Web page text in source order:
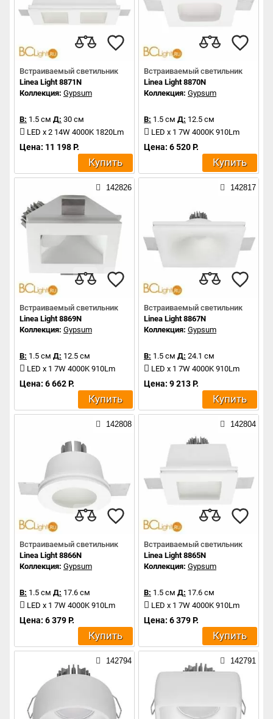
Встраиваемый светильник
Linea Light 8871N
Коллекция: Gypsum
В: 1.5 см Д: 30 см
LED x 2 14W 4000K 1820Lm
Цена: 11 198 Р.
Купить
Встраиваемый светильник
Linea Light 8870N
Коллекция: Gypsum
В: 1.5 см Д: 12.5 см
LED x 1 7W 4000K 910Lm
Цена: 6 520 Р.
Купить
142826
Встраиваемый светильник
Linea Light 8869N
Коллекция: Gypsum
В: 1.5 см Д: 12.5 см
LED x 1 7W 4000K 910Lm
Цена: 6 662 Р.
Купить
142817
Встраиваемый светильник
Linea Light 8867N
Коллекция: Gypsum
В: 1.5 см Д: 24.1 см
LED x 1 7W 4000K 910Lm
Цена: 9 213 Р.
Купить
142808
Встраиваемый светильник
Linea Light 8866N
Коллекция: Gypsum
В: 1.5 см Д: 17.6 см
LED x 1 7W 4000K 910Lm
Цена: 6 379 Р.
Купить
142804
Встраиваемый светильник
Linea Light 8865N
Коллекция: Gypsum
В: 1.5 см Д: 17.6 см
LED x 1 7W 4000K 910Lm
Цена: 6 379 Р.
Купить
142794 142791